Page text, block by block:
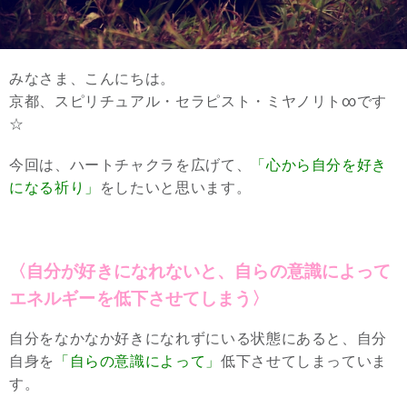
みなさま、こんにちは。
京都、スピリチュアル・セラピスト・ミヤノリト∞です
☆
今回は、ハートチャクラを広げて、
「心から自分を好き
になる祈り」
をしたいと思います。
〈自分が好きになれないと、自らの意識によって
エネルギーを低下させてしまう〉
自分をなかなか好きになれずにいる状態にあると、自分
自身を
「自らの意識によって」 低下させてしまっていま
す。